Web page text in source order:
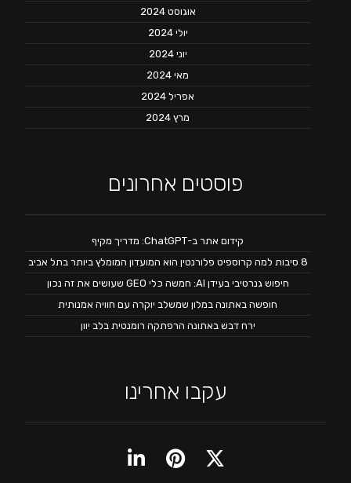
אוגוסט 2024
יולי 2024
יוני 2024
מאי 2024
אפריל 2024
מרץ 2024
פוסטים אחרונים
קידום אתר ב-ChatGPT: מדריך מקיף
8 סיבות למה קרוספיט פלורנטין הוא המועדון המומלץ ביותר בתל אביב
חיפוש גנרטיבי בעידן AI: חמשה כלי GEO שעושים את זה נכון
חופשה באתונה במלון שמשלב יוקרה עם חוויה אמנותית
ירח דבש באתונה הרפתקה רומנטית בלב יוון
עקבו אחרינו